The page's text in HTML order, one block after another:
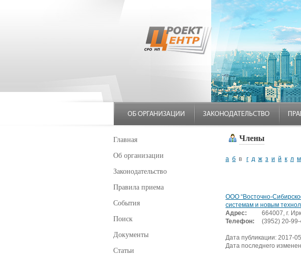
Главная
Об организации
Законодательство
Правила приема
События
Поиск
Документы
Статьи
Члены
а б в г д ж з и й к л м
ООО “Восточно-
системам и новым
Адрес:
664007, г.
Телефон:
(3952) 20-
Дата публикации: 2017-
Дата последнего